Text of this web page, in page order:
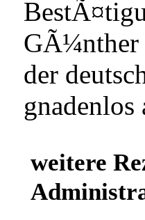
GÃ¼nther
der
gnadenlos
weitere